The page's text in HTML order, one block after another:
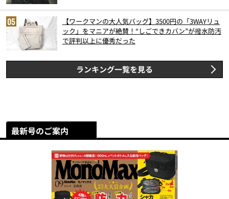
【ワークマンの大人気バッグ】3500円の「3WAYリュ
ック」をマニアが絶賛！“しごできカバン”が撥水防汚
で評判以上に優秀だった
ランキング一覧を見る
最新号のご案内